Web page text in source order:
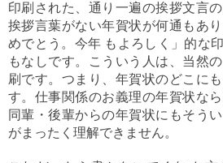
印刷された、通り一遍の挨拶文言
挨拶言葉がない年賀状が何通もあ
めでとう。今年 もよろしく」的な
もなしです。こういう人は、当然
刷です。つまり、年賀状のどこに
す。仕事関係のお義理の年賀状な
同輩・後輩からの年賀状にもそう
がまったく理解できません。